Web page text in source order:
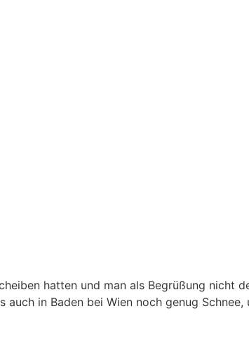
hatten und man als Begrüßung nicht
in Baden bei Wien noch genug